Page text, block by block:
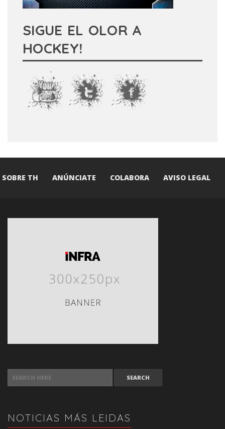
SIGUE EL OLOR A
HOCKEY!
SOBRE TH ANÚNCIATE COLABORA AVISO LEGAL
NOTICIAS MÁS LEIDAS